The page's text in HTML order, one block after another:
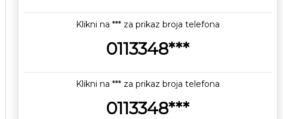
Klikni na *** za prikaz broja telefona
0113348***
Klikni na *** za prikaz broja telefona
0113348***